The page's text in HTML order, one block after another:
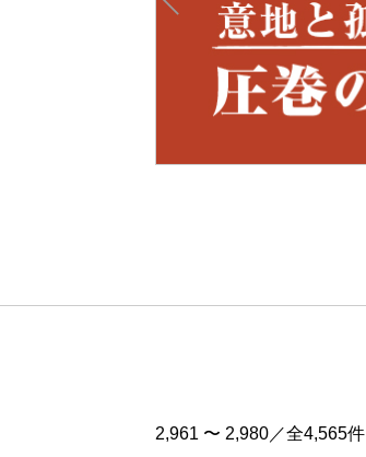
2,961 〜 2,980／全4,565件